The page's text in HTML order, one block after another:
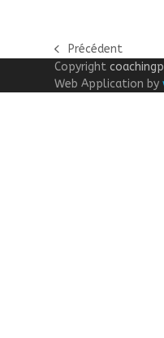
previous
post:
Précédent
Copyright
Web Application by